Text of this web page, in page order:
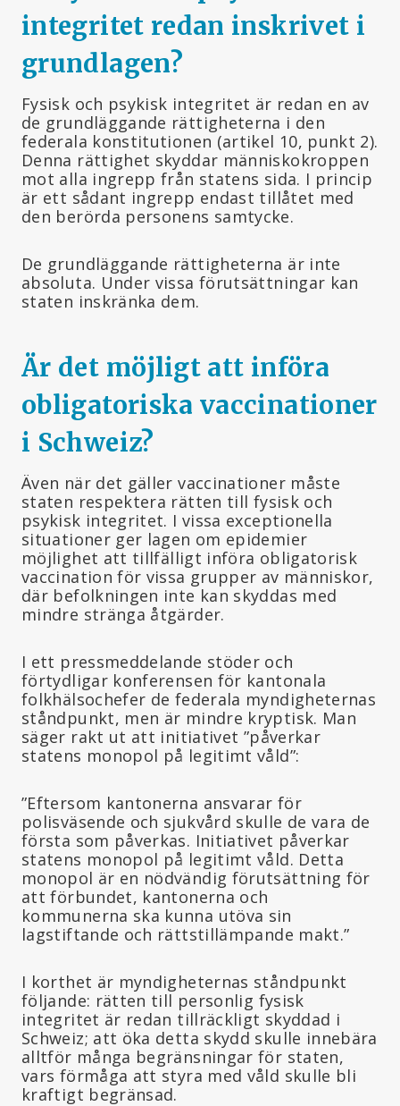
integritet redan inskrivet i
grundlagen?
Fysisk och psykisk integritet är redan en av
de grundläggande rättigheterna i den
federala konstitutionen (artikel 10, punkt 2).
Denna rättighet skyddar människokroppen
mot alla ingrepp från statens sida. I princip
är ett sådant ingrepp endast tillåtet med
den berörda personens samtycke.
De grundläggande rättigheterna är inte
absoluta. Under vissa förutsättningar kan
staten inskränka dem.
Är det möjligt att införa
obligatoriska vaccinationer
i Schweiz?
Även när det gäller vaccinationer måste
staten respektera rätten till fysisk och
psykisk integritet. I vissa exceptionella
situationer ger lagen om epidemier
möjlighet att tillfälligt införa obligatorisk
vaccination för vissa grupper av människor,
där befolkningen inte kan skyddas med
mindre stränga åtgärder.
I ett pressmeddelande stöder och
förtydligar konferensen för kantonala
folkhälsochefer de federala myndigheternas
ståndpunkt, men är mindre kryptisk. Man
säger rakt ut att initiativet ”påverkar
statens monopol på legitimt våld”:
”Eftersom kantonerna ansvarar för
polisväsende och sjukvård skulle de vara de
första som påverkas. Initiativet påverkar
statens monopol på legitimt våld. Detta
monopol är en nödvändig förutsättning för
att förbundet, kantonerna och
kommunerna ska kunna utöva sin
lagstiftande och rättstillämpande makt.”
I korthet är myndigheternas ståndpunkt
följande: rätten till personlig fysisk
integritet är redan tillräckligt skyddad i
Schweiz; att öka detta skydd skulle innebära
alltför många begränsningar för staten,
vars förmåga att styra med våld skulle bli
kraftigt begränsad.